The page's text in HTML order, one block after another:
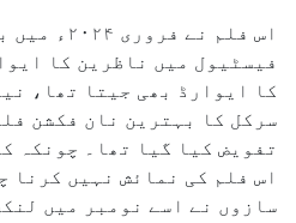
اس فلم نے
فیسٹیول میں ناظرین کا
کا ایوارڈ بھی جیتا تھا،
سرکل کا بہترین نان فکشن
تفویض کیا گیا تھا۔ چونکہ
اس فلم کی نمائش نہیں کرنا
سازوں نے اسے نومبر میں